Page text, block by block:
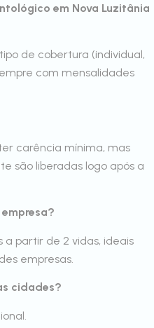
em Nova Luzitânia
de cobertura (individual,
com mensalidades
carência mínima, mas
são liberadas logo após a
a partir de 2 vidas, ideais
empresas.
cidades?